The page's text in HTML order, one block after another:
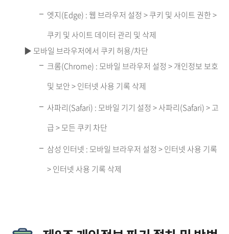
엣지(Edge) : 웹 브라우저 설정 > 쿠키 및 사이트 권한 >
쿠키 및 사이트 데이터 관리 및 삭제
▶ 모바일 브라우저에서 쿠키 허용/차단
크롬(Chrome) : 모바일 브라우저 설정 > 개인정보 보호
및 보안 > 인터넷 사용 기록 삭제
사파리(Safari) : 모바일 기기 설정 > 사파리(Safari) > 고
급 > 모든 쿠키 차단
삼성 인터넷 : 모바일 브라우저 설정 > 인터넷 사용 기록
> 인터넷 사용 기록 삭제